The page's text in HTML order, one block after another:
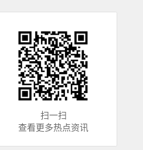
扫一扫
查看更多热点资讯